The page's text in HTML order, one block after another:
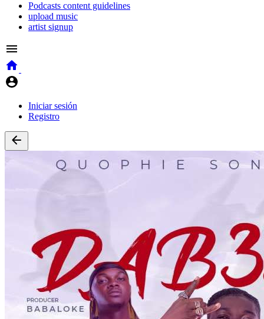
Podcasts content guidelines
upload music
artist signup
Iniciar sesión
Registro